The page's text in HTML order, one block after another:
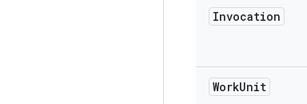
Invocation
WorkUnit